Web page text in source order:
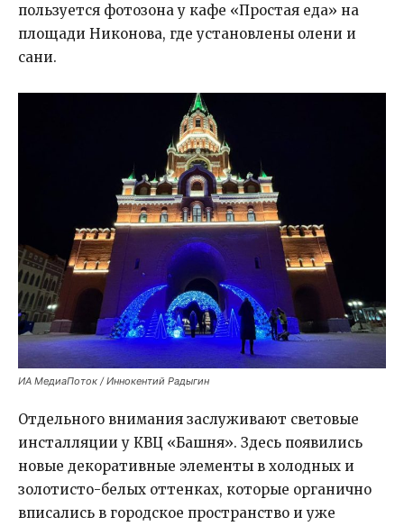
пользуется фотозона у кафе «Простая еда» на
площади Никонова, где установлены олени и
сани.
ИА МедиаПоток / Иннокентий Радыгин
Отдельного внимания заслуживают световые
инсталляции у КВЦ «Башня». Здесь появились
новые декоративные элементы в холодных и
золотисто-белых оттенках, которые органично
вписались в городское пространство и уже